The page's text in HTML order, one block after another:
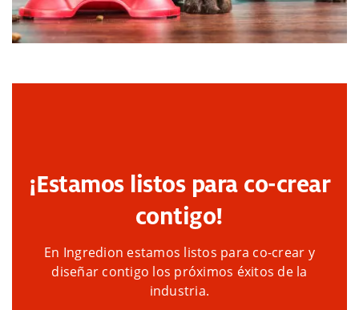
¡Estamos listos para co-crear
contigo!
En Ingredion estamos listos para co-crear y
diseñar contigo los próximos éxitos de la
industria.